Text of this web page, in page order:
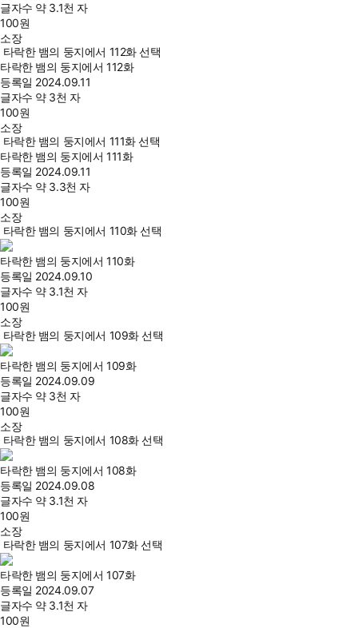
글자수 약 3.1천 자
100원
소장
타락한 뱀의 둥지에서 112화 선택
타락한 뱀의 둥지에서 112화
등록일 2024.09.11
글자수 약 3천 자
100원
소장
타락한 뱀의 둥지에서 111화 선택
타락한 뱀의 둥지에서 111화
등록일 2024.09.11
글자수 약 3.3천 자
100원
소장
타락한 뱀의 둥지에서 110화 선택
타락한 뱀의 둥지에서 110화
등록일 2024.09.10
글자수 약 3.1천 자
100원
소장
타락한 뱀의 둥지에서 109화 선택
타락한 뱀의 둥지에서 109화
등록일 2024.09.09
글자수 약 3천 자
100원
소장
타락한 뱀의 둥지에서 108화 선택
타락한 뱀의 둥지에서 108화
등록일 2024.09.08
글자수 약 3.1천 자
100원
소장
타락한 뱀의 둥지에서 107화 선택
타락한 뱀의 둥지에서 107화
등록일 2024.09.07
글자수 약 3.1천 자
100원